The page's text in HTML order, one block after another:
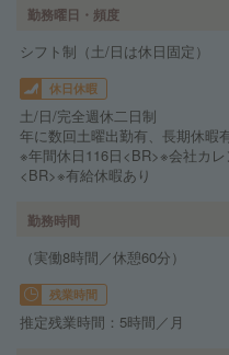
勤務曜日・頻度
シフト制（土/日は休日固定）
休日休暇
土/日/完全週休二日制
年に数回土曜出勤有、長期休暇
※年間休日116日<BR>※会社カ
<BR>※有給休暇あり
勤務時間
（実働8時間／休憩60分）
残業時間
推定残業時間：5時間／月